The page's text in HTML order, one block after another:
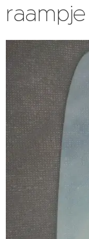
raampje